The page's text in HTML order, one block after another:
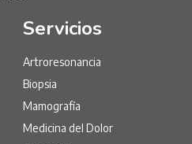
Servicios
Artroresonancia
Biopsia
Mamografía
Medicina del Dolor